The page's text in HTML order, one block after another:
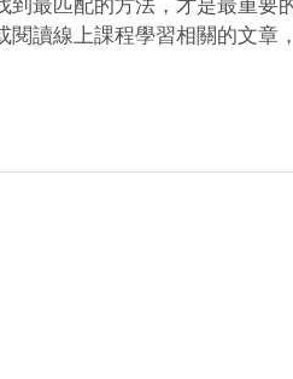
最匹配的方法，才是最重要
閱讀線上課程學習相關的文章